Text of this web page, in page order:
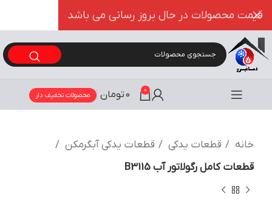
0
0تومان محصولات تخفیف دار
خانه قطعات یدکی
قطعات یدکی آبگرمکن
قطعات کامل رگولاتور آب B3115
قیمت محصولات در حال بروز رسانی می باشد